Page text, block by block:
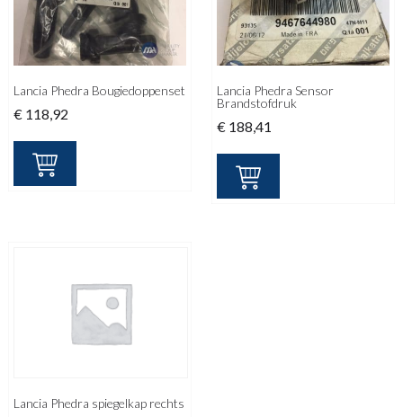
Lancia Phedra Bougiedoppenset
€ 118,92
Lancia Phedra Sensor
Brandstofdruk
€ 188,41
Lancia Phedra spiegelkap rechts